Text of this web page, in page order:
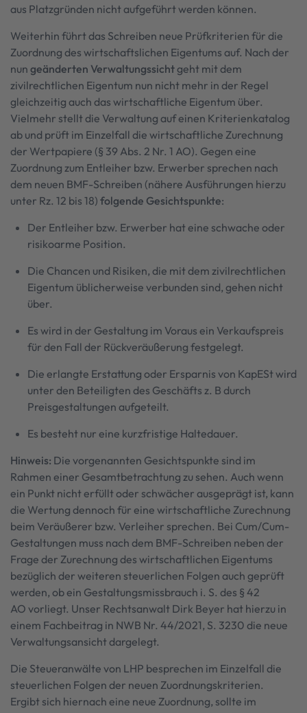
aus Platzgründen nicht aufgeführt werden können.
Weiterhin führt das Schreiben neue Prüfkriterien für die
Zuordnung des wirtschaftslichen Eigentums auf. Nach der
nun geänderten Verwaltungssichtgeht mit dem
zivilrechtlichen Eigentum nun nicht mehr in der Regel
gleichzeitig auch das wirtschaftliche Eigentum über.
Vielmehr stellt die Verwaltung auf einen Kriterienkatalog
ab und prüft im Einzelfall die wirtschaftliche Zurechnung
der Wertpapiere (§ 39 Abs. 2 Nr. 1 AO). Gegen eine
Zuordnung zum Entleiher bzw. Erwerber sprechen nach
dem neuen BMF-Schreiben (nähere Ausführungen hierzu
unter Rz. 12 bis 18) folgende Gesichtspunkte:
Der Entleiher bzw. Erwerber hat eine schwache oder
risikoarme Position.
Die Chancen und Risiken, die mit dem zivilrechtlichen
Eigentum üblicherweise verbunden sind, gehen nicht
über.
Es wird in der Gestaltung im Voraus ein Verkaufspreis
für den Fall der Rückveräußerung festgelegt.
Die erlangte Erstattung oder Ersparnis von KapESt wird
unter den Beteiligten des Geschäfts z. B durch
Preisgestaltungen aufgeteilt.
Es besteht nur eine kurzfristige Haltedauer.
Hinweis: Die vorgenannten Gesichtspunkte sind im
Rahmen einer Gesamtbetrachtung zu sehen. Auch wenn
ein Punkt nicht erfüllt oder schwächer ausgeprägt ist, kann
die Wertung dennoch für eine wirtschaftliche Zurechnung
beim Veräußerer bzw. Verleiher sprechen. Bei Cum/Cum-
Gestaltungen muss nach dem BMF-Schreiben neben der
Frage der Zurechnung des wirtschaftlichen Eigentums
bezüglich der weiteren steuerlichen Folgen auch geprüft
werden, ob ein Gestaltungsmissbrauch i. S. des § 42
AO vorliegt. Unser Rechtsanwalt Dirk Beyer hat hierzu in
einem Fachbeitrag in NWB Nr. 44/2021, S. 3230 die neue
Verwaltungsansicht dargelegt.
Die Steueranwälte von LHP besprechen im Einzelfall die
steuerlichen Folgen der neuen Zuordnungskriterien.
Ergibt sich hiernach eine neue Zuordnung, sollte im